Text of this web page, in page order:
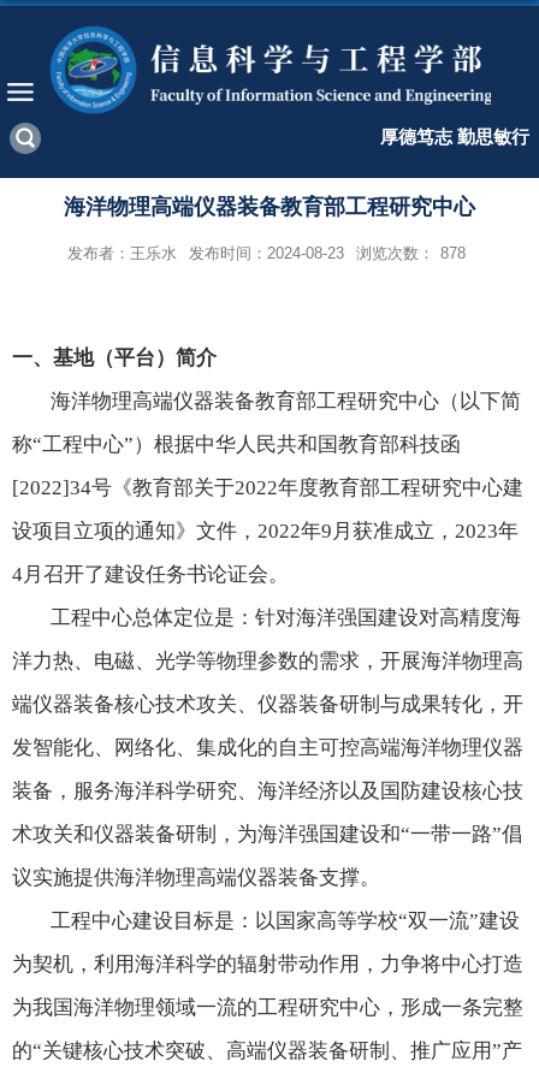
厚德笃志 勤思敏行
海洋物理高端仪器装备教育部工程研究中心
发布者：王乐水 发布时间：2024-08-23 浏览次数： 878
一、基地（平台）简介
海洋物理高端仪器装备教育部工程研究中心（以下简
称“工程中心”）根据中华人民共和国教育部科技函
[2022]34号《教育部关于2022年度教育部工程研究中心建
设项目立项的通知》文件， 2022年9 月获准成立， 2023年
4月召开了建设任务书论证会。
工程中心总体定位是：针对海洋强国建设对高精度海
洋力热、电磁、光学等物理参数的需求，开展海洋物理高
端仪器装备核心技术攻关、仪器装备研制与成果转化，开
发智能化、网络化、集成化的自主可控高端海洋物理仪器
装备，服务海洋科学研究、海洋经济以及国防建设核心技
术攻关和仪器装备研制，为海洋强国建设和“一带一路”倡
议实施提供海洋物理高端仪器装备支撑。
工程中心建设目标是：以国家高等学校“双一流”建设
为契机，利用海洋科学的辐射带动作用，力争将中心打造
为我国海洋物理领域一流的工程研究中心，形成一条完整
的“关键核心技术突破、高端仪器装备研制、推广应用”产